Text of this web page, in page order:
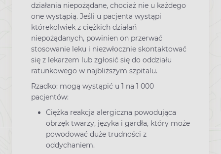
działania niepożądane, chociaż nie u każdego
one wystąpią. Jeśli u pacjenta wystąpi
którekolwiek z ciężkich działań
niepożądanych, powinien on przerwać
stosowanie leku i niezwłocznie skontaktować
się z lekarzem lub zgłosić się do oddziału
ratunkowego w najbliższym szpitalu.
Rzadko: mogą wystąpić u 1 na 1 000
pacjentów:
Ciężka reakcja alergiczna powodująca
obrzęk twarzy, języka i gardła, który może
powodować duże trudności z
oddychaniem.